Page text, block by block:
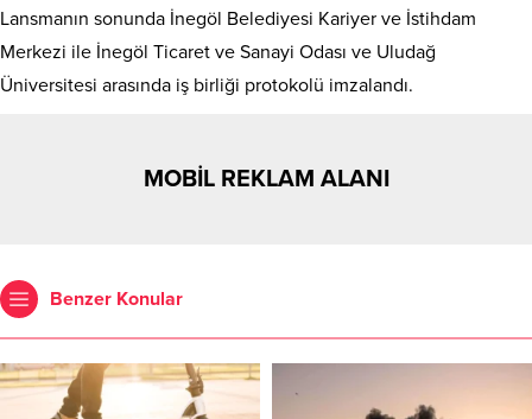
Lansmanın sonunda İnegöl Belediyesi Kariyer ve İstihdam
Merkezi ile İnegöl Ticaret ve Sanayi Odası ve Uludağ
Üniversitesi arasında iş birliği protokolü imzalandı.
MOBİL REKLAM ALANI
Benzer Konular